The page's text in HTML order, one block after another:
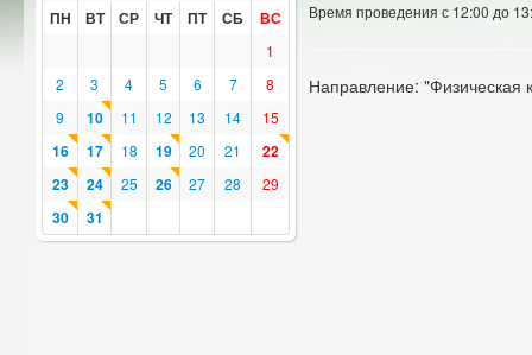
ПН ВТ СР ЧТ ПТ СБ ВС
1
2
3 4 5 6 7
8
9
10 11 12 13 14 15
16 17 18 19 20 21
22
23
24 25 26 27 28 29
30 31
Время проведения с 12:00 до
Направление: "Физическая